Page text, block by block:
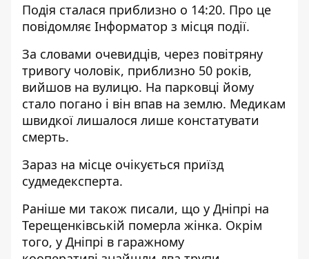
Подія сталася приблизно о 14:20. Про це
повідомляє Інформатор з місця події.
За словами очевидців, через повітряну
тривогу чоловік, приблизно 50 років,
вийшов на вулицю. На парковці йому
стало погано і він впав на землю. Медикам
швидкої лишалося лише констатувати
смерть.
Зараз на місце очікується приїзд
судмедексперта.
Раніше ми також писали, що у Дніпрі на
Терещенківській померла жінка. Окрім
того, у Дніпрі в гаражному